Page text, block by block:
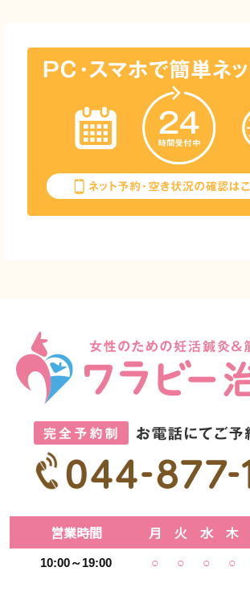
営業時間 月 火 水 木
10:00～19:00 ○ ○ ○ ○